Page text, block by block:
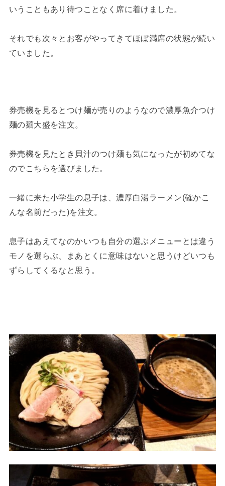
いうこともあり待つことなく席に着けました。
それでも次々とお客がやってきてほぼ満席の状態が続い
ていました。
券売機を見るとつけ麺が売りのようなので濃厚魚介つけ
麺の麺大盛を注文。
券売機を見たとき貝汁のつけ麺も気になったが初めてな
のでこちらを選びました。
一緒に来た小学生の息子は、濃厚白湯ラーメン(確かこ
んな名前だった)を注文。
息子はあえてなのかいつも自分の選ぶメニューとは違う
モノを選らぶ、まあとくに意味はないと思うけどいつも
ずらしてくるなと思う。